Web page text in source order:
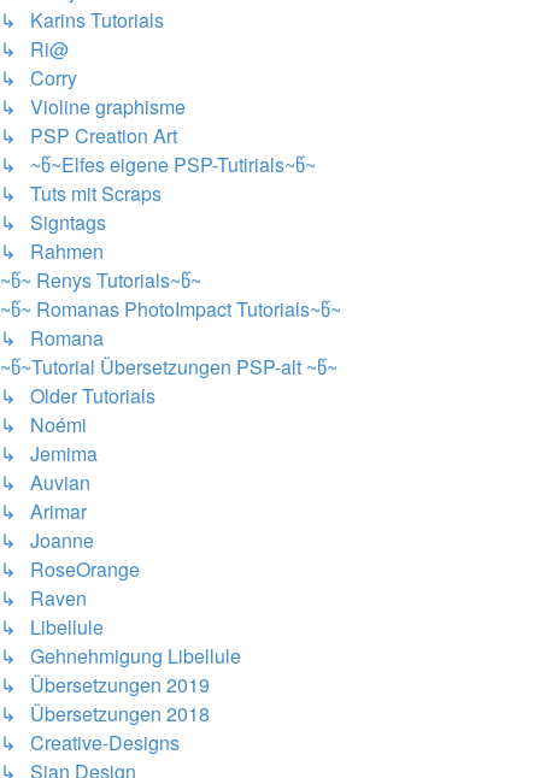
↳ Karins Tutorials
↳ Ri@
↳ Corry
↳ Violine graphisme
↳ PSP Creation Art
↳ ~წ~Elfes eigene PSP-Tutirials~წ~
↳ Tuts mit Scraps
↳ Signtags
↳ Rahmen
~წ~ Renys Tutorials~წ~
~წ~ Romanas PhotoImpact Tutorials~წ~
↳ Romana
~წ~Tutorial Übersetzungen PSP-alt ~წ~
↳ Older Tutorials
↳ Noémi
↳ Jemima
↳ Auvian
↳ Arimar
↳ Joanne
↳ RoseOrange
↳ Raven
↳ Libellule
↳ Gehnehmigung Libellule
↳ Übersetzungen 2019
↳ Übersetzungen 2018
↳ Creative-Designs
↳ Sjan Design